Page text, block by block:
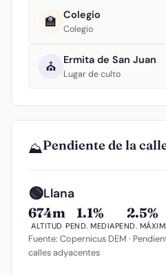
🏫 Colegio
Colegio
⛪ Ermita de San Juan
Lugar de culto
⛰️Pendiente de la
🟢Llana
674m
ALTITUD
1.1%
PEND. MEDIA
2.5%
PEND.
Fuente: Copernicus DEM ·
calles adyacentes